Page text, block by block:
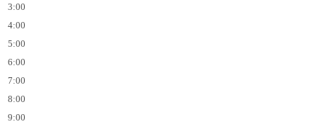
3:00
4:00
5:00
6:00
7:00
8:00
9:00